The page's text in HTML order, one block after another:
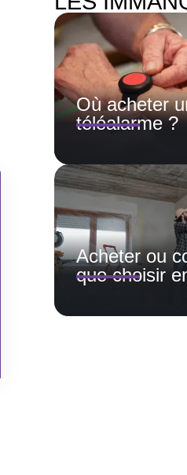
Où acheter
téléalarme ?
Acheter ou
que choisir